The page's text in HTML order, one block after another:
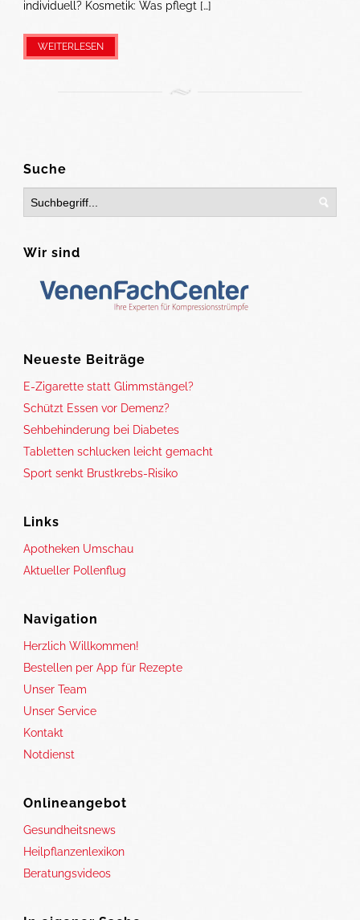
individuell? Kosmetik: Was pflegt […]
WEITERLESEN
Suche
Wir sind
Neueste Beiträge
E-Zigarette statt Glimmstängel?
Schützt Essen vor Demenz?
Sehbehinderung bei Diabetes
Tabletten schlucken leicht gemacht
Sport senkt Brustkrebs-Risiko
Links
Apotheken Umschau
Aktueller Pollenflug
Navigation
Herzlich Willkommen!
Bestellen per App für Rezepte
Unser Team
Unser Service
Kontakt
Notdienst
Onlineangebot
Gesundheitsnews
Heilpflanzenlexikon
Beratungsvideos